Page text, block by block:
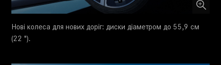
Нові колеса для нових доріг: диски діаметром до 55,9 см
(22 ").